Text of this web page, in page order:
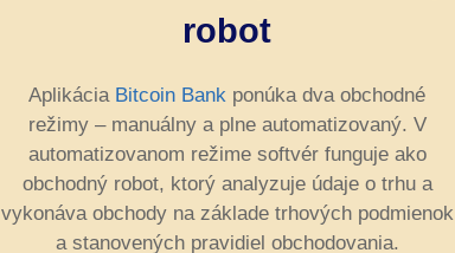
robot
Aplikácia Bitcoin Bank ponúka dva obchodné
režimy – manuálny a plne automatizovaný. V
automatizovanom režime softvér funguje ako
obchodný robot, ktorý analyzuje údaje o trhu a
vykonáva obchody na základe trhových podmienok
a stanovených pravidiel obchodovania.